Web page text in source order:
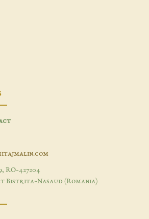
RO-427204
Bistrita-Nasaud (Romania)